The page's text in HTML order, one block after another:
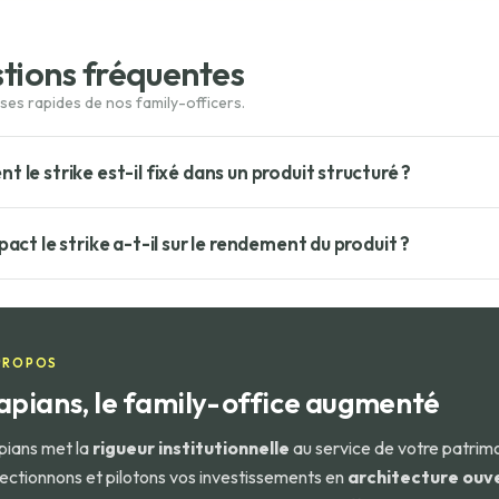
fréquentes
le strike est-il fixé dans un produit structuré ?
Certains produits offrent un strike décalé (in the money)
d'un coupon plus faible.
le strike a-t-il sur le rendement du produit ?
le risque de perte en capital.
le family-office augmenté
met la rigueur institutionnelle au service de votre
et pilotons vos investissements en architecture